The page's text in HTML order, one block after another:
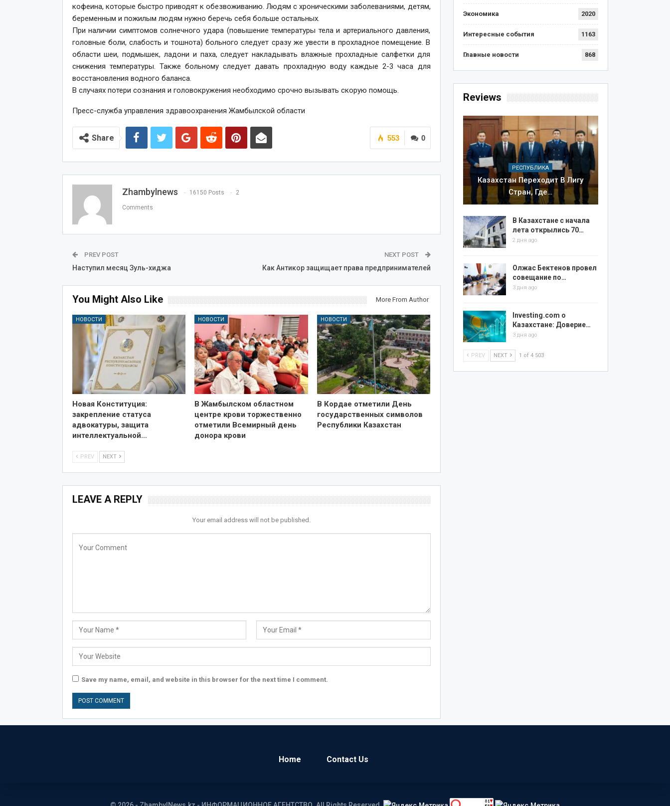
кофеина, которые быстро приводят к обезвоживанию. Людям с хроническими заболеваниями, детям,
беременным и пожилым людям нужно беречь себя больше остальных.
При наличии симптомов солнечного удара (повышение температуры тела и артериального давления,
головные боли, слабость и тошнота) больного следует сразу же увести в прохладное помещение. В
области шеи, подмышек, ладони и паха, следует накладывать влажные прохладные салфетки для
снижения температуры. Также больному следует давать прохладную воду каждые 2-3 часа для
восстановления водного баланса.
В случаях потери сознания и головокружения необходимо срочно вызывать скорую помощь.
Пресс-служба управления здравоохранения Жамбылской области
0
553
Share
Zhambylnews 16150 Posts 2
Comments
PREV POST
Наступил месяц Зуль-хиджа
NEXT POST
Как Антикор защищает права предпринимателей
You Might Also Like More From Author
НОВОСТИ
Новая Конституция:
закрепление статуса
адвокатуры, защита
интеллектуальной…
НОВОСТИ
В Жамбылском областном
центре крови торжественно
отметили Всемирный день
донора крови
НОВОСТИ
В Кордае отметили День
государственных символов
Республики Казахстан
PREV NEXT
LEAVE A REPLY
Your email address will not be published.
Save my name, email, and website in this browser for the next time I comment.
Экономика 2020
Интересные события 1163
Главные новости 868
Reviews
РЕСПУБЛИКА
Казахстан Переходит В Лигу
Стран, Где…
В Казахстане с начала
лета открылись 70…
2 дня ago
Олжас Бектенов провел
совещание по…
3 дня ago
Investing.com о
Казахстане: Доверие…
3 дня ago
PREV NEXT 1 of 4 503
Home Contact Us